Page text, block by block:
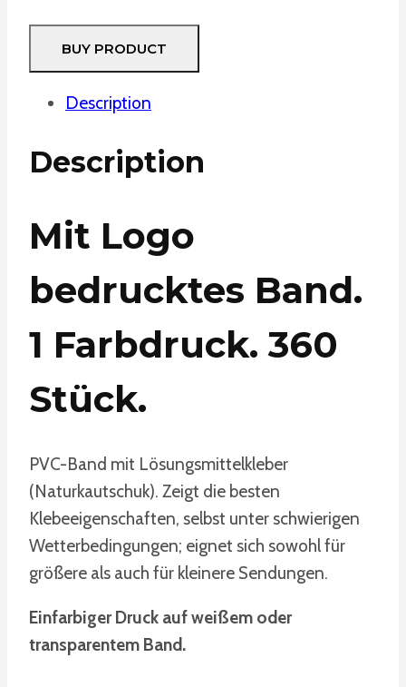
BUY PRODUCT
Description
Description
Mit Logo
bedrucktes Band.
1 Farbdruck. 360
Stück.
PVC-Band mit Lösungsmittelkleber
(Naturkautschuk). Zeigt die besten
Klebeeigenschaften, selbst unter schwierigen
Wetterbedingungen; eignet sich sowohl für
größere als auch für kleinere Sendungen.
Einfarbiger Druck auf weißem oder
transparentem Band.